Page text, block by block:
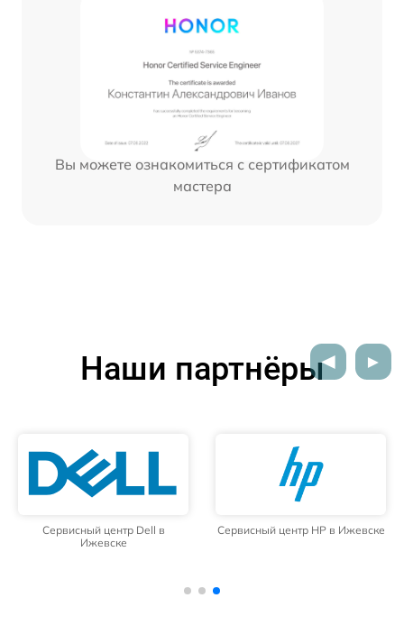
Вы можете ознакомиться с сертификатом
мастера
Наши партнёры
Сервисный центр Dell в
Ижевске
Сервисный центр HP в Ижевске